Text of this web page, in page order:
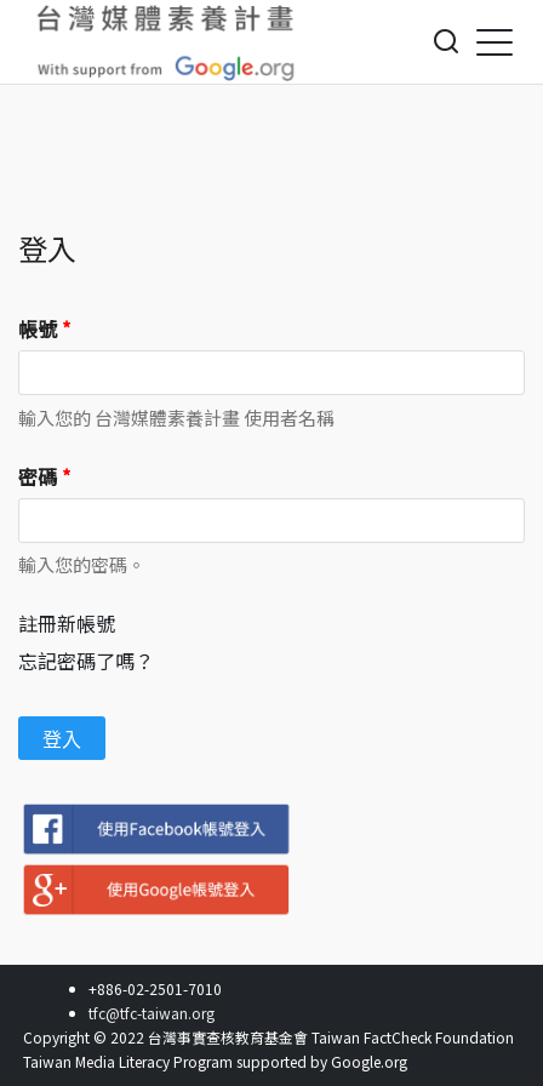
Jump to Navigation
Jump to Main content
登入
帳號*
輸入您的 台灣媒體素養計畫 使用者名稱
密碼 *
輸入您的密碼。
註冊新帳號
忘記密碼了嗎？
Copyright © 2022 台灣事實查核教育基金會 Taiwan FactCheck Foundation
Taiwan Media Literacy Program supported by Google.org
+886-02-2501-7010
tfc@tfc-taiwan.org